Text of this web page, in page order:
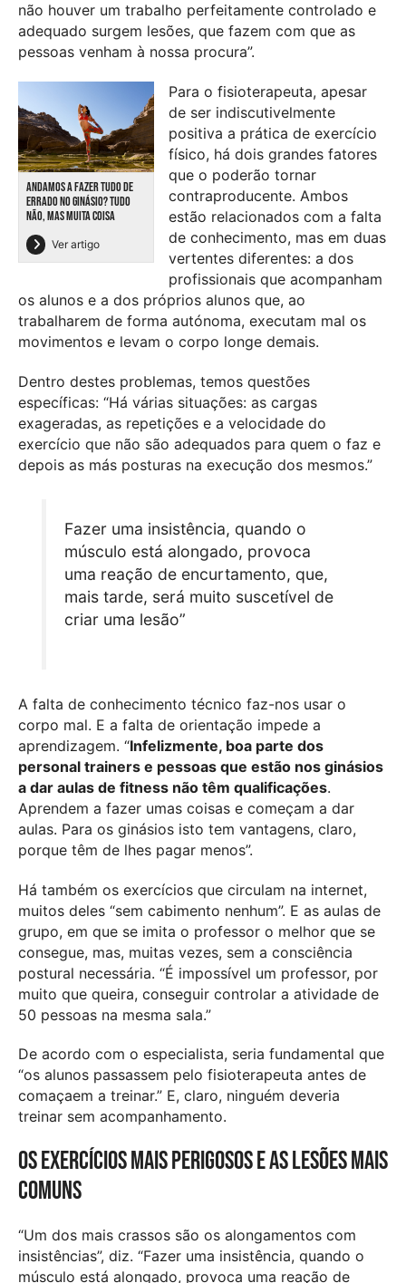
não houver um trabalho perfeitamente controlado e
adequado surgem lesões, que fazem com que as
pessoas venham à nossa procura”.
ANDAMOS A FAZER TUDO DE
ERRADO NO GINÁSIO? TUDO
NÃO, MAS MUITA COISA
Ver artigo
Para o fisioterapeuta, apesar
de ser indiscutivelmente
positiva a prática de exercício
físico, há dois grandes fatores
que o poderão tornar
contraproducente. Ambos
estão relacionados com a falta
de conhecimento, mas em duas
vertentes diferentes: a dos
profissionais que acompanham
os alunos e a dos próprios alunos que, ao
trabalharem de forma autónoma, executam mal os
movimentos e levam o corpo longe demais.
Dentro destes problemas, temos questões
específicas: “Há várias situações: as cargas
exageradas, as repetições e a velocidade do
exercício que não são adequados para quem o faz e
depois as más posturas na execução dos mesmos.”
Fazer uma insistência, quando o
músculo está alongado, provoca
uma reação de encurtamento, que,
mais tarde, será muito suscetível de
criar uma lesão”
A falta de conhecimento técnico faz-nos usar o
corpo mal. E a falta de orientação impede a
aprendizagem. “Infelizmente, boa parte dos
personal trainers e pessoas que estão nos ginásios
a dar aulas de fitness não têm qualificações.
Aprendem a fazer umas coisas e começam a dar
aulas. Para os ginásios isto tem vantagens, claro,
porque têm de lhes pagar menos”.
Há também os exercícios que circulam na internet,
muitos deles “sem cabimento nenhum”. E as aulas de
grupo, em que se imita o professor o melhor que se
consegue, mas, muitas vezes, sem a consciência
postural necessária. “É impossível um professor, por
muito que queira, conseguir controlar a atividade de
50 pessoas na mesma sala.”
De acordo com o especialista, seria fundamental que
“os alunos passassem pelo fisioterapeuta antes de
comaçaem a treinar.” E, claro, ninguém deveria
treinar sem acompanhamento.
Os exercícios mais perigosos e as lesões mais
comuns
“Um dos mais crassos são os alongamentos com
insistências”, diz. “Fazer uma insistência, quando o
músculo está alongado, provoca uma reação de